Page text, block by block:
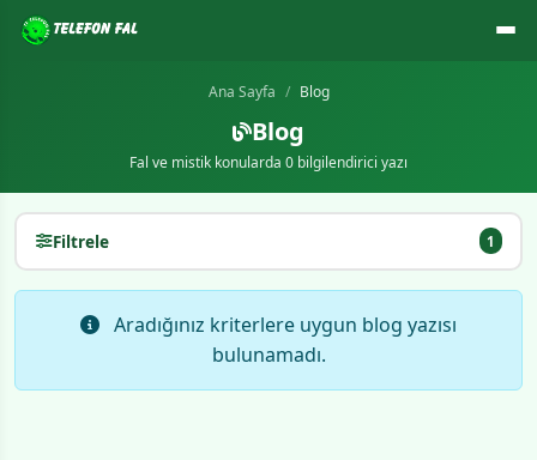
Ana Sayfa Blog
Blog
Fal ve mistik konularda 0 bilgilendirici yazı
Filtrele 1
Aradığınız kriterlere uygun blog yazısı
bulunamadı.